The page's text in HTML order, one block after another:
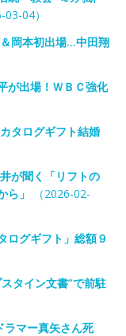
03-04）
岡本初出場…中田翔
が出場！ＷＢＣ強化
タログギフト結婚
が聞く「リフトの
ら」
（2026-02-
グギフト」総額９
タイン文書”で前駐
マー真矢さん死